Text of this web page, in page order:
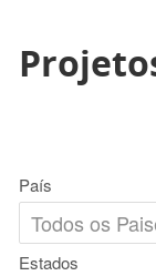
País
Estados